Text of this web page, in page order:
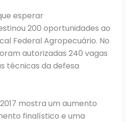
esperar
200 oportunidades ao
Federal Agropecuário. No
autorizadas 240 vagas
técnicas da defesa
mostra um aumento
finalístico e uma